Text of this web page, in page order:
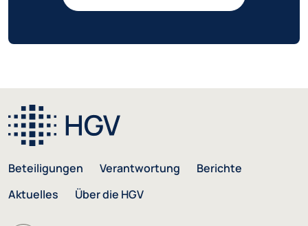
Beteiligungen Verantwortung
Berichte
Aktuelles
Über die HGV